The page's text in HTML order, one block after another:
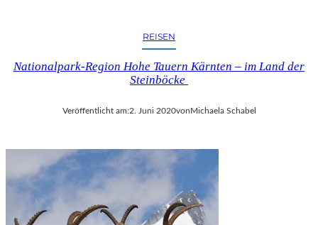
REISEN
Nationalpark-Region Hohe Tauern Kärnten – im Land der
Steinböcke
Veröffentlicht am:2. Juni 2020vonMichaela Schabel